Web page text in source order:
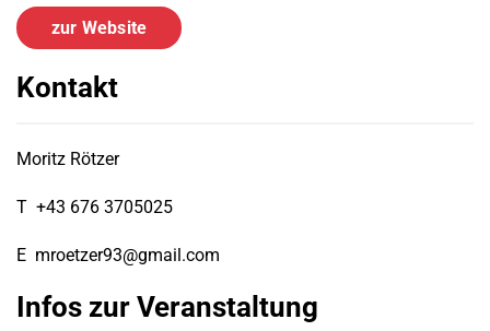
zur Website
Kontakt
Moritz Rötzer
T +43 676 3705025
E mroetzer93@gmail.com
Infos zur Veranstaltung